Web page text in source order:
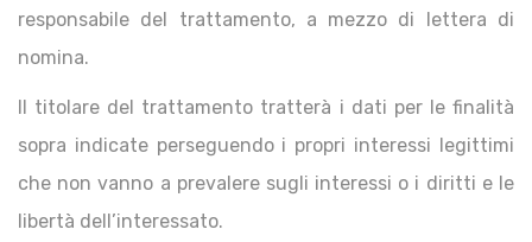
responsabile del trattamento, a mezzo di lettera di
nomina.
Il titolare del trattamento tratterà i dati per le finalità
sopra indicate perseguendo i propri interessi legittimi
che non vanno a prevalere sugli interessi o i diritti e le
libertà dell’interessato.